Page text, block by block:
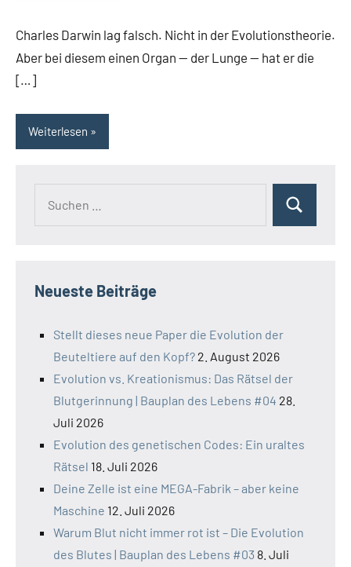
Charles Darwin lag falsch. Nicht in der Evolutionstheorie.
Aber bei diesem einen Organ — der Lunge — hat er die
[…]
Weiterlesen
Suchen
Neueste Beiträge
Stellt dieses neue Paper die Evolution der
Beuteltiere auf den Kopf? 2. August 2026
Evolution vs. Kreationismus: Das Rätsel der
Blutgerinnung | Bauplan des Lebens #04 28.
Juli 2026
Evolution des genetischen Codes: Ein uraltes
Rätsel 18. Juli 2026
Deine Zelle ist eine MEGA-Fabrik – aber keine
Maschine 12. Juli 2026
Warum Blut nicht immer rot ist – Die Evolution
des Blutes | Bauplan des Lebens #03 8. Juli